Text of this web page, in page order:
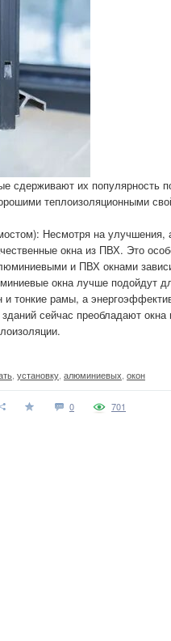
сдерживают их популярность
теплоизоляционными
Несмотря на
окна из ПВХ. Это
и ПВХ окнами
окна лучше подойдут
и тонкие рамы, а
сейчас преобладают
установку алюминиевых окон
0 701